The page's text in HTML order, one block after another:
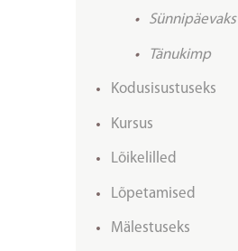
Sünnipäevaks
Tänukimp
Kodusisustuseks
Kursus
Lõikelilled
Lõpetamised
Mälestuseks